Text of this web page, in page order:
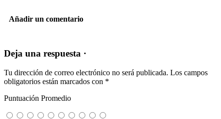
Añadir un comentario
Deja una respuesta ·
Tu dirección de correo electrónico no será publicada. Los campos
obligatorios están marcados con *
Puntuación Promedio